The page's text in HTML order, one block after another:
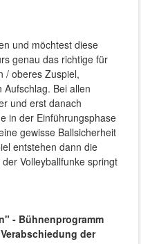
und möchtest diese
genau das richtige für
/ oberes Zuspiel,
Bei allen
und erst danach
in der Einführungsphase
gewisse Ballsicherheit
entstehen dann die
Volleyballfunke springt
- Bühnenprogramm
der